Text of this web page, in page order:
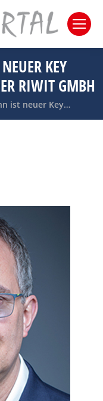
KEY
RIWIT GMBH
ist neuer Key…